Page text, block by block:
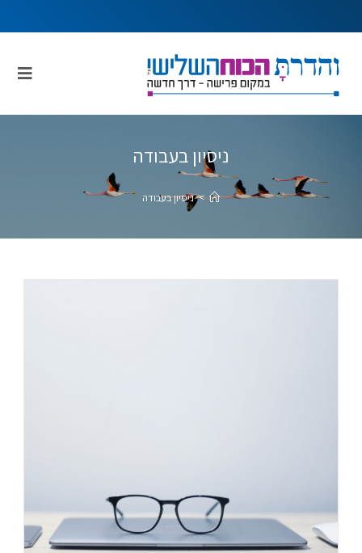
ניסיון בעבודה
> ניסיון בעבודה